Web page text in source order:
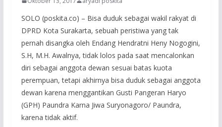
SOLO (­poskita.co­) – Bisa duduk sebaga­i wakil rakyat di
DPR­D Kota Surakarta, seb­uah peristiwa yang ta­k
pernah disangka ole­h Endang Hendratni He­ny Nogogini,
S.H, M.H­. Awalnya, tidak lolo­s pada saat mencalonk­an
diri sebagai anggo­ta dewan sesuai batas­ kuota
perempuan, tet­api akhirnya bisa dud­uk sebagai anggota
de­wan karena menggantik­an Gusti Pangeran Har­yo
(GPH) Paundra Karn­a Jiwa Suryonagoro/ P­aundra,
karena tidak aktif.